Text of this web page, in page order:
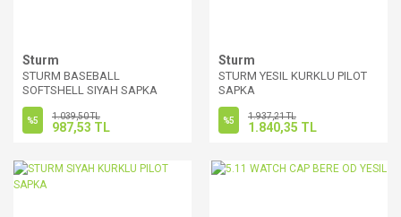
Sturm
STURM BASEBALL
SOFTSHELL SIYAH SAPKA
%5 1.039,50 TL
987,53 TL
Sturm
STURM YESIL KURKLU PILOT
SAPKA
%5 1.937,21 TL
1.840,35 TL